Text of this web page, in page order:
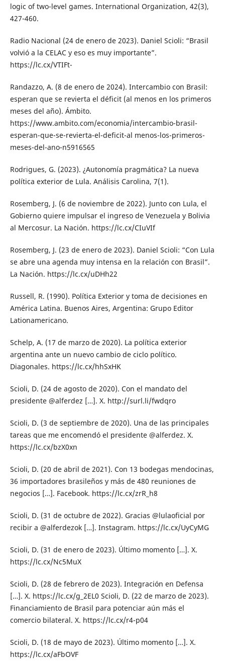
logic of two-level games. International Organization, 42(3),
427-460.
Radio Nacional (24 de enero de 2023). Daniel Scioli: “Brasil
volvió a la CELAC y eso es muy importante”.
https://lc.cx/VTIFt-
Randazzo, A. (8 de enero de 2024). Intercambio con Brasil:
esperan que se revierta el déficit (al menos en los primeros
meses del año). Ámbito.
https://www.ambito.com/economia/intercambio-brasil-
esperan-que-se-revierta-el-deficit-al menos-los-primeros-
meses-del-ano-n5916565
Rodrigues, G. (2023). ¿Autonomía pragmática? La nueva
política exterior de Lula. Análisis Carolina, 7(1).
Rosemberg, J. (6 de noviembre de 2022). Junto con Lula, el
Gobierno quiere impulsar el ingreso de Venezuela y Bolivia
al Mercosur. La Nación. https://lc.cx/CIuVIf
Rosemberg, J. (23 de enero de 2023). Daniel Scioli: “Con Lula
se abre una agenda muy intensa en la relación con Brasil”.
La Nación. https://lc.cx/uDHh22
Russell, R. (1990). Política Exterior y toma de decisiones en
América Latina. Buenos Aires, Argentina: Grupo Editor
Lationamericano.
Schelp, A. (17 de marzo de 2020). La política exterior
argentina ante un nuevo cambio de ciclo político.
Diagonales. https://lc.cx/hhSxHK
Scioli, D. (24 de agosto de 2020). Con el mandato del
presidente @alferdez […]. X. http://surl.li/fwdqro
Scioli, D. (3 de septiembre de 2020). Una de las principales
tareas que me encomendó el presidente @alferdez. X.
https://lc.cx/bzX0xn
Scioli, D. (20 de abril de 2021). Con 13 bodegas mendocinas,
36 importadores brasileños y más de 480 reuniones de
negocios […]. Facebook. https://lc.cx/zrR_h8
Scioli, D. (31 de octubre de 2022). Gracias @lulaoficial por
recibir a @alferdezok […]. Instagram. https://lc.cx/UyCyMG
Scioli, D. (31 de enero de 2023). Último momento […]. X.
https://lc.cx/Nc5MuX
Scioli, D. (28 de febrero de 2023). Integración en Defensa
[…]. X. https://lc.cx/g_2EL0 Scioli, D. (22 de marzo de 2023).
Financiamiento de Brasil para potenciar aún más el
comercio bilateral. X. https://lc.cx/r4-p04
Scioli, D. (18 de mayo de 2023). Último momento […]. X.
https://lc.cx/aFbOVF